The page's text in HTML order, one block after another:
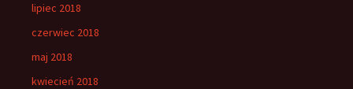
lipiec 2018
czerwiec 2018
maj 2018
kwiecień 2018